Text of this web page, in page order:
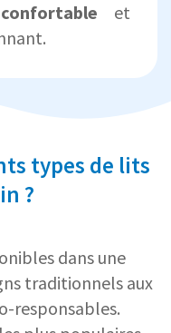
confortable et
types de lits
?
dans une
traditionnels aux
responsables.